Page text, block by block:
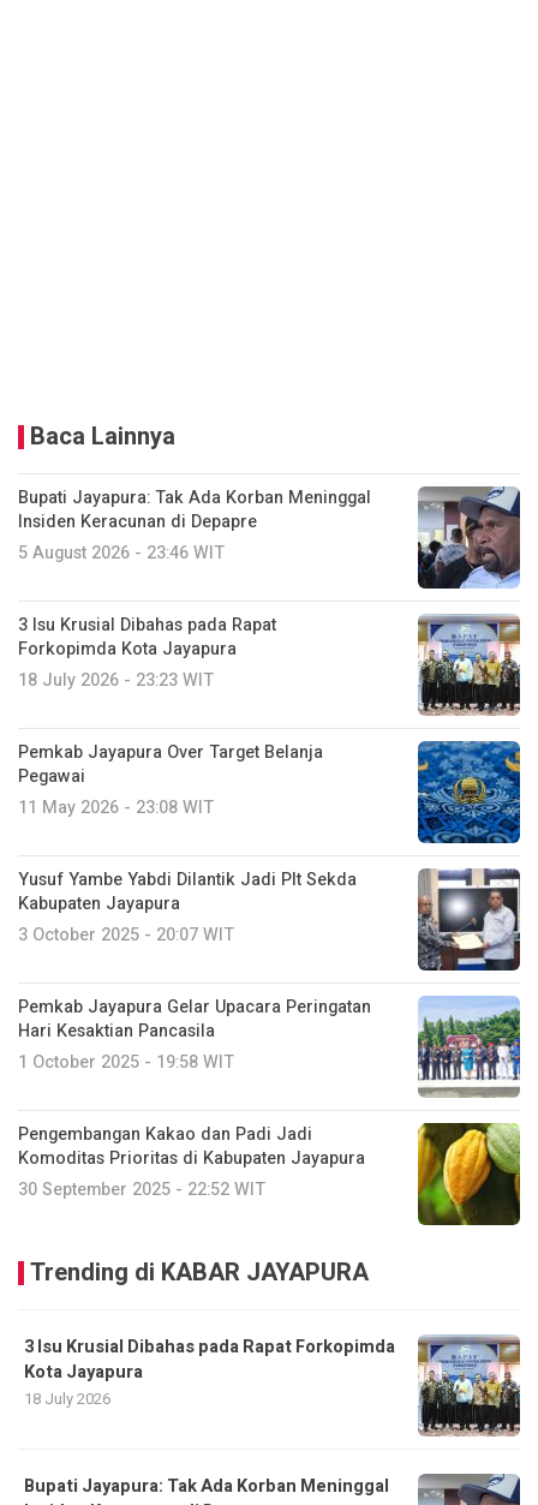
Baca Lainnya
Bupati Jayapura: Tak Ada Korban Meninggal
Insiden Keracunan di Depapre
5 August 2026 - 23:46 WIT
3 Isu Krusial Dibahas pada Rapat
Forkopimda Kota Jayapura
18 July 2026 - 23:23 WIT
Pemkab Jayapura Over Target Belanja
Pegawai
11 May 2026 - 23:08 WIT
Yusuf Yambe Yabdi Dilantik Jadi Plt Sekda
Kabupaten Jayapura
3 October 2025 - 20:07 WIT
Pemkab Jayapura Gelar Upacara Peringatan
Hari Kesaktian Pancasila
1 October 2025 - 19:58 WIT
Pengembangan Kakao dan Padi Jadi
Komoditas Prioritas di Kabupaten Jayapura
30 September 2025 - 22:52 WIT
Trending di KABAR JAYAPURA
3 Isu Krusial Dibahas pada Rapat Forkopimda
Kota Jayapura
18 July 2026
Bupati Jayapura: Tak Ada Korban Meninggal